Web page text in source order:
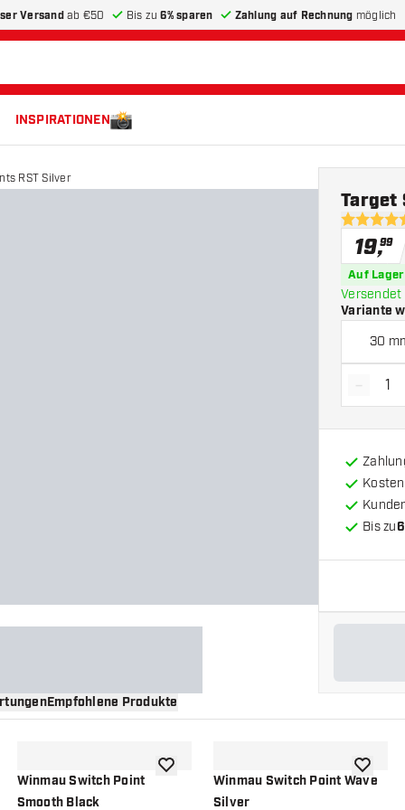
Versandab €50 Bis zu6% sparen Zahlung auf Rechnung möglich
INSPIRATIONEN
RST Silver
4.8
Target
19,99
Auf Lager
Variante
30
-
Bis zu
Empfohlene Produkte
hinzufügen
Winmau Switch Point
Smooth Black
Zur Wunschliste hinzufügen
Winmau Switch Point Wave
Silver
Zur